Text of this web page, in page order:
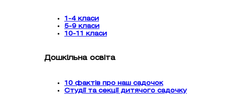
1-4 класи
5-9 класи
10-11 класи
Дошкільна освіта
10 фактів про наш садочок
Студії та секції дитячого садочку